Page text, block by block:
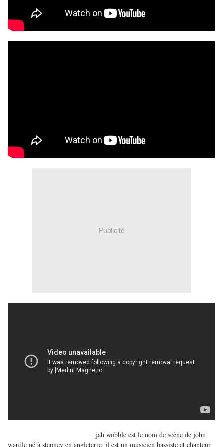
Publicité
jah wobble est le nom de scène de john
wardle né à stepney en angleterre, il est un musicien bassiste et chanteur